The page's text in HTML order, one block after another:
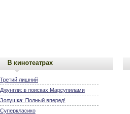
В кинотеатрах
Третий лишний
Джунгли: в поисках Марсупилами
Золушка: Полный вперед!
Суперкласико